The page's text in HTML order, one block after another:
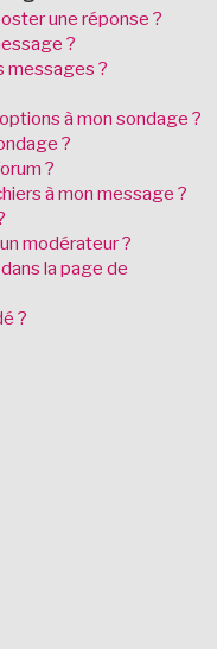
une réponse ?
?
messages ?
à mon sondage ?
?
?
à mon message ?
modérateur ?
la page de
?